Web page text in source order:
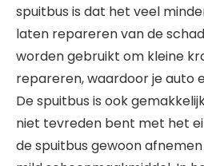
spuitbus is dat het veel
laten repareren van de
worden gebruikt om kleine
repareren, waardoor je auto
De spuitbus is ook
niet tevreden bent met het
de spuitbus gewoon